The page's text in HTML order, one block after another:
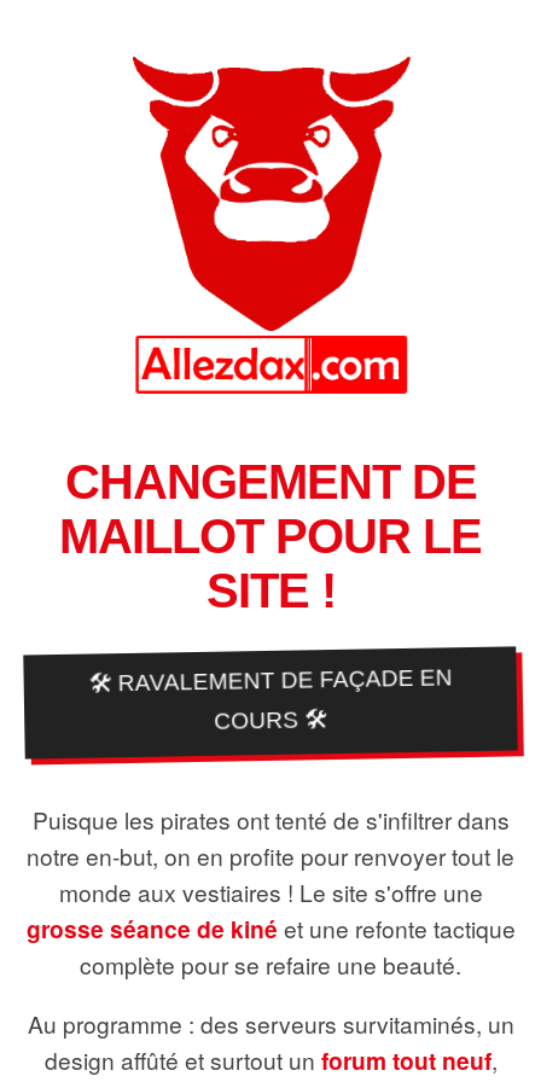
CHANGEMENT DE
MAILLOT POUR LE
SITE !
🛠️ RAVALEMENT DE FAÇADE EN
COURS 🛠️
Puisque les pirates ont tenté de s'infiltrer dans
notre en-but, on en profite pour renvoyer tout le
monde aux vestiaires ! Le site s'offre une
grosse séance de kiné et une refonte tactique
complète pour se refaire une beauté.
Au programme : des serveurs survitaminés, un
design affûté et surtout un forum tout neuf,